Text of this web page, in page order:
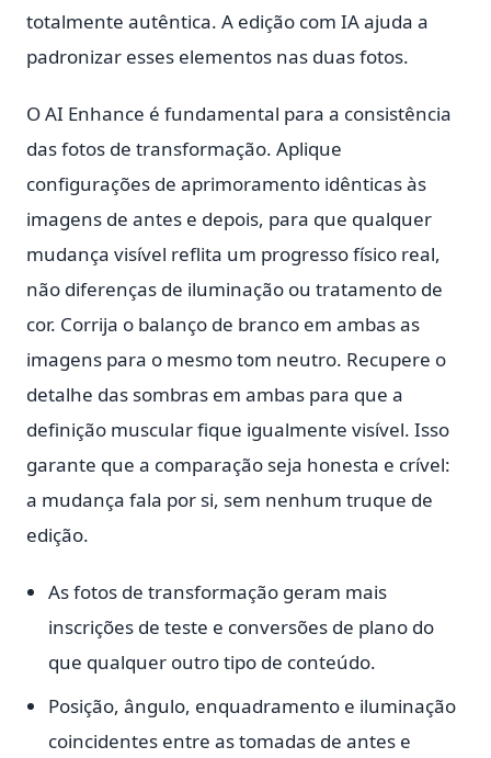
totalmente autêntica. A edição com IA ajuda a
padronizar esses elementos nas duas fotos.
O AI Enhance é fundamental para a consistência
das fotos de transformação. Aplique
configurações de aprimoramento idênticas às
imagens de antes e depois, para que qualquer
mudança visível reflita um progresso físico real,
não diferenças de iluminação ou tratamento de
cor. Corrija o balanço de branco em ambas as
imagens para o mesmo tom neutro. Recupere o
detalhe das sombras em ambas para que a
definição muscular fique igualmente visível. Isso
garante que a comparação seja honesta e crível:
a mudança fala por si, sem nenhum truque de
edição.
As fotos de transformação geram mais
inscrições de teste e conversões de plano do
que qualquer outro tipo de conteúdo.
Posição, ângulo, enquadramento e iluminação
coincidentes entre as tomadas de antes e